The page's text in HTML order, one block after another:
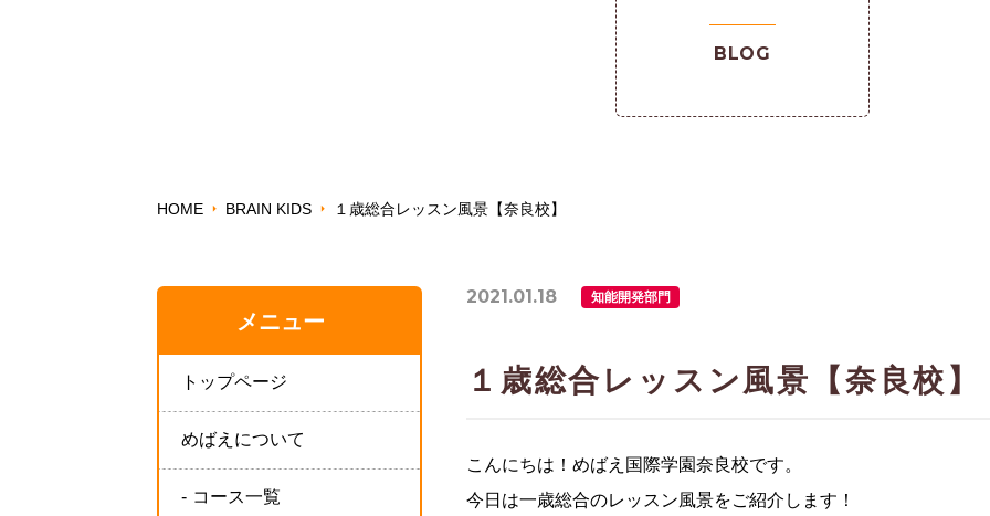
BLOG
HOME BRAIN KIDS １歳総合レッスン風景【奈良校】
メニュー
トップページ
めばえについて
コース一覧
2021.01.18 知能開発部門
１歳総合レッスン風景【奈良校】
こんにちは！めばえ国際学園奈良校です。
今日は一歳総合のレッスン風景をご紹介します！